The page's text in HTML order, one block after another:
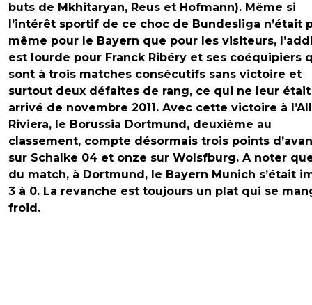
buts de Mkhitaryan, Reus et Hofmann). Même si
l’intérêt sportif de ce choc de Bundesliga n’était
même pour le Bayern que pour les visiteurs,
est lourde pour Franck Ribéry et ses coéquipiers
sont à trois matches consécutifs sans victoire et
surtout deux défaites de rang, ce qui ne leur
arrivé de novembre 2011. Avec cette victoire à
Riviera, le Borussia Dortmund, deuxième au
classement, compte désormais trois points
sur Schalke 04 et onze sur Wolsfburg. A noter
du match, à Dortmund, le Bayern Munich s’était
3 à 0. La revanche est toujours un plat qui se
froid.